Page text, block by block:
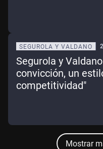
SEGUROLA Y VALDANO
Segurola y
convicción, un
competitividad"
Mostrar